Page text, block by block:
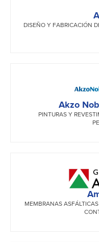
DISEÑO Y FABRICACIÓN
Akzo
PINTURAS Y
MEMBRANAS